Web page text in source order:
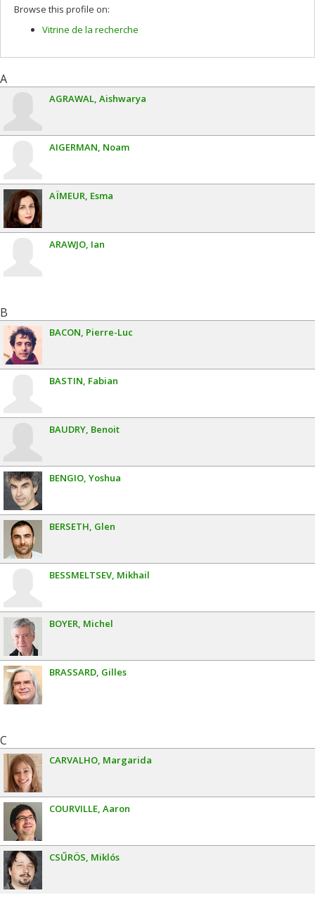
Grant programs: PVXXXXXX-(RS) Programme de
regroupements stratégiques
Browse this profile on:
Vitrine de la recherche
A
AGRAWAL Aishwarya
AIGERMAN Noam
AÏMEUR Esma
ARAWJO Ian
B
BACON Pierre-Luc
BASTIN Fabian
BAUDRY Benoit
BENGIO Yoshua
BERSETH Glen
BESSMELTSEV Mikhail
BOYER Michel
BRASSARD Gilles
C
CARVALHO Margarida
COURVILLE Aaron
CSŰRÖS Miklós